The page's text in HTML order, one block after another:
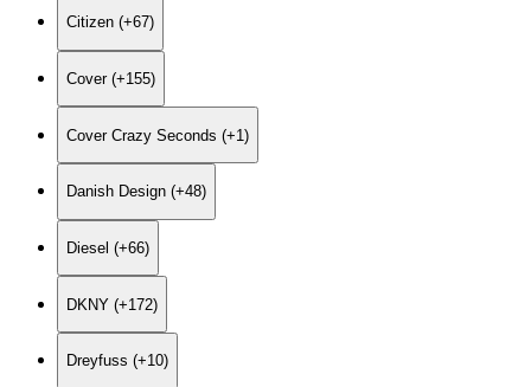
Citizen (+67)
Cover (+155)
Cover Crazy Seconds (+1)
Danish Design (+48)
Diesel (+66)
DKNY (+172)
Dreyfuss (+10)